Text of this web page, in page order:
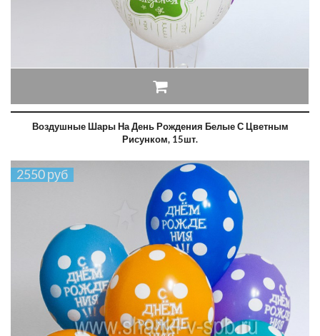
Воздушные Шары На День Рождения Белые С Цветным
Рисунком, 15шт.
2550 руб